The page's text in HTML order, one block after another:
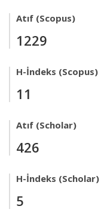
Atıf (Scopus)
1229
H-İndeks (Scopus)
11
Atıf (Scholar)
426
H-İndeks (Scholar)
5